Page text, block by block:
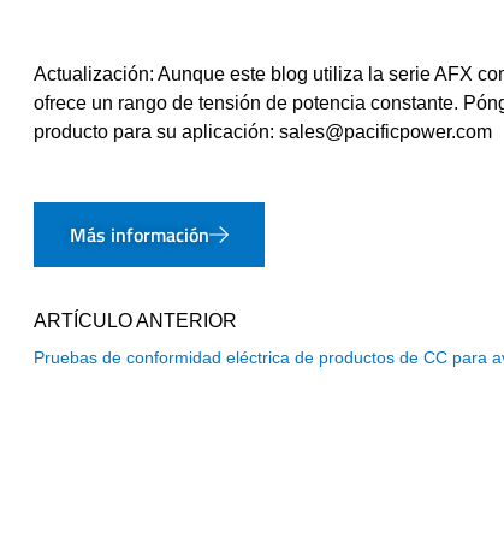
Actualización: Aunque este blog utiliza la serie AFX
ofrece un rango de tensión de potencia constante.
producto para su aplicación: sales@pacificpower.com
Más información
ARTÍCULO ANTERIOR
Pruebas de conformidad eléctrica de productos de CC para